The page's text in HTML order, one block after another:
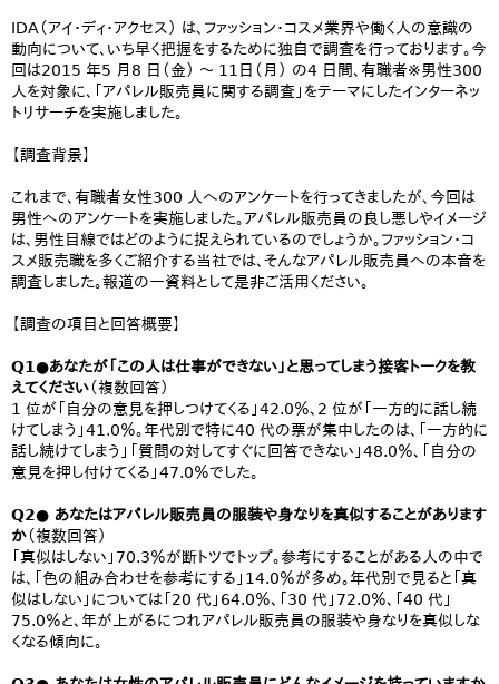
IDA（アイ・ディ・アクセス） は、ファッション・コスメ業界や働く人の意識の
動向について、いち早く把握をするために独自で調査を行っております。今
回は2015 年5 月8 日（金） ～ 11日（月） の4 日間、有職者※男性300
人を対象に、「アパレル販売員に関する調査」をテーマにしたインターネッ
トリサーチを実施しました。
【調査背景】
これまで、有職者女性300 人へのアンケートを行ってきましたが、今回は
男性へのアンケートを実施しました。アパレル販売員の良し悪しやイメージ
は、男性目線ではどのように捉えられているのでしょうか。ファッション・コ
スメ販売職を多くご紹介する当社では、そんなアパレル販売員への本音を
調査しました。報道の一資料として是非ご活用ください。
【調査の項目と回答概要】
Q1●あなたが「この人は仕事ができない」と思ってしまう接客トークを教
えてください（複数回答）
1 位が「自分の意見を押しつけてくる」42.0％、2 位が「一方的に話し続
けてしまう」41.0％。年代別で特に40 代の票が集中したのは、「一方的に
話し続けてしまう」「質問の対してすぐに回答できない」48.0％、「自分の
意見を押し付けてくる」47.0％でした。
Q2● あなたはアパレル販売員の服装や身なりを真似することがあります
か（複数回答）
「真似はしない」70.3％が断トツでトップ。参考にすることがある人の中で
は、「色の組み合わせを参考にする」14.0％が多め。年代別で見ると「真
似はしない」については「20 代」64.0％、「30 代」72.0％、「40 代」
75.0％と、年が上がるにつれアパレル販売員の服装や身なりを真似しな
くなる傾向に。